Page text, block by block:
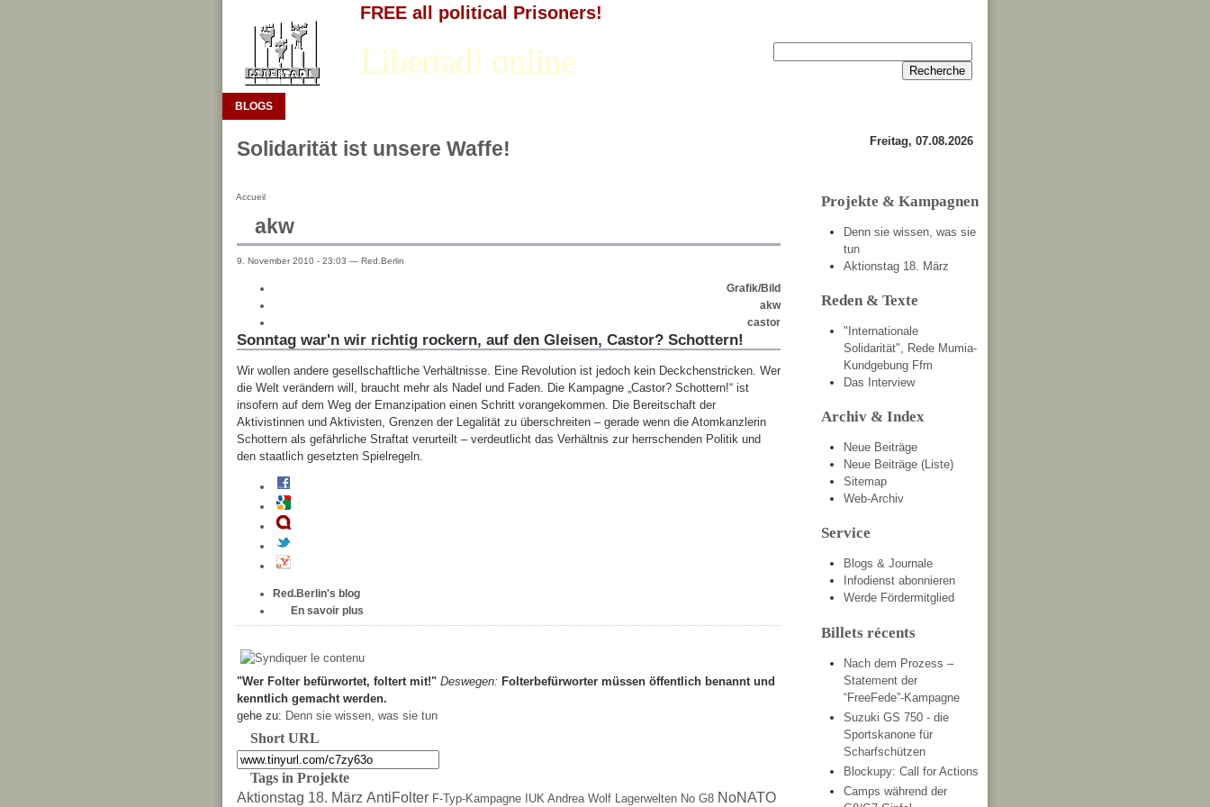
FREE all political Prisoners!
Libertad! online
BLOGS
Solidarität ist unsere Waffe! Freitag, 07.08.2026
Accueil
akw
9. November 2010 - 23:03 — Red.Berlin
Grafik/Bild
akw
castor
Sonntag war'n wir richtig rockern, auf den Gleisen, Castor? Schottern!
Wir wollen andere gesellschaftliche Verhältnisse. Eine Revolution ist jedoch kein Deckchenstricken. Wer
die Welt verändern will, braucht mehr als Nadel und Faden. Die Kampagne „Castor? Schottern!“ ist
insofern auf dem Weg der Emanzipation einen Schritt vorangekommen. Die Bereitschaft der
Aktivistinnen und Aktivisten, Grenzen der Legalität zu überschreiten – gerade wenn die Atomkanzlerin
Schottern als gefährliche Straftat verurteilt – verdeutlicht das Verhältnis zur herrschenden Politik und
den staatlich gesetzten Spielregeln.
Red.Berlin's blog
En savoir plus
"Wer Folter befürwortet, foltert mit!" Deswegen: Folterbefürworter müssen öffentlich benannt und
kenntlich gemacht werden.
gehe zu: Denn sie wissen, was sie tun
Short URL
Tags in Projekte
Aktionstag 18. März AntiFolter F-Typ-Kampagne IUK Andrea Wolf Lagerwelten No G8 NoNATO
Projekte & Kampagnen
Denn sie wissen, was sie
tun
Aktionstag 18. März
Reden & Texte
"Internationale
Solidarität", Rede Mumia-
Kundgebung Ffm
Das Interview
Archiv & Index
Neue Beiträge
Neue Beiträge (Liste)
Sitemap
Web-Archiv
Service
Blogs & Journale
Infodienst abonnieren
Werde Fördermitglied
Billets récents
Nach dem Prozess –
Statement der
“FreeFede”-Kampagne
Suzuki GS 750 - die
Sportskanone für
Scharfschützen
Blockupy: Call for Actions
Camps während der